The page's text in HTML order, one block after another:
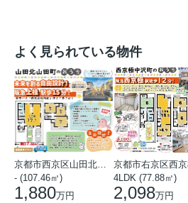
よく見られている物件
- (107.46㎡)
1,880万円
4LDK (77.88㎡)
2,098万円